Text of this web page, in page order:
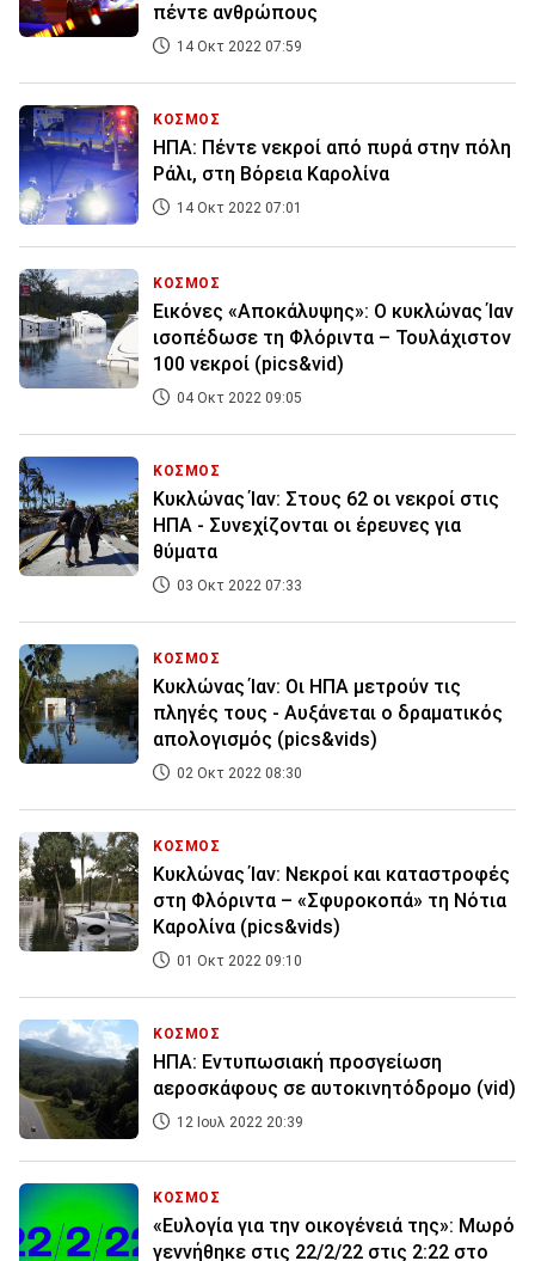
πέντε ανθρώπους
14 Οκτ 2022 07:59
ΚΟΣΜΟΣ
ΗΠΑ: Πέντε νεκροί από πυρά στην πόλη
Ράλι, στη Βόρεια Καρολίνα
14 Οκτ 2022 07:01
ΚΟΣΜΟΣ
Εικόνες «Αποκάλυψης»: Ο κυκλώνας Ίαν
ισοπέδωσε τη Φλόριντα – Τουλάχιστον
100 νεκροί (pics&vid)
04 Οκτ 2022 09:05
ΚΟΣΜΟΣ
Κυκλώνας Ίαν: Στους 62 οι νεκροί στις
ΗΠΑ - Συνεχίζονται οι έρευνες για
θύματα
03 Οκτ 2022 07:33
ΚΟΣΜΟΣ
Κυκλώνας Ίαν: Οι ΗΠΑ μετρούν τις
πληγές τους - Αυξάνεται ο δραματικός
απολογισμός (pics&vids)
02 Οκτ 2022 08:30
ΚΟΣΜΟΣ
Κυκλώνας Ίαν: Νεκροί και καταστροφές
στη Φλόριντα – «Σφυροκοπά» τη Νότια
Καρολίνα (pics&vids)
01 Οκτ 2022 09:10
ΚΟΣΜΟΣ
ΗΠΑ: Εντυπωσιακή προσγείωση
αεροσκάφους σε αυτοκινητόδρομο (vid)
12 Ιουλ 2022 20:39
ΚΟΣΜΟΣ
«Ευλογία για την οικογένειά της»: Μωρό
γεννήθηκε στις 22/2/22 στις 2:22 στο